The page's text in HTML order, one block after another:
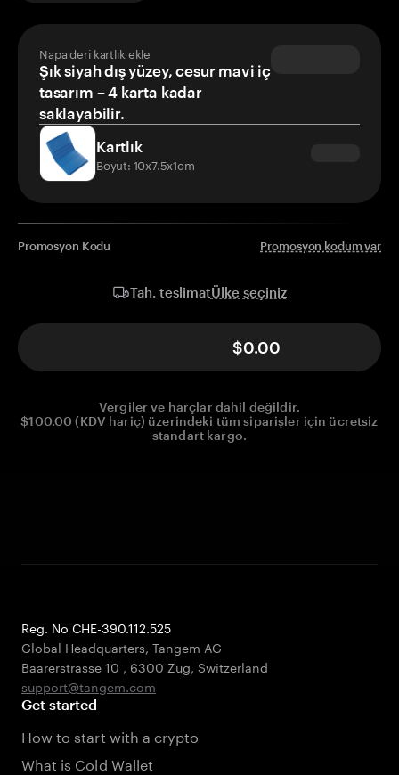
Napa deri kartlık ekle
Şık siyah dış yüzey, cesur mavi iç
tasarım – 4 karta kadar
saklayabilir.
Kartlık
Boyut: 10x7.5x1cm
Promosyon Kodu Promosyon kodum var
Tah. teslimatÜlke seçiniz
$0.00
Vergiler ve harçlar dahil değildir.
$100.00 (KDV hariç) üzerindeki tüm siparişler için ücretsiz
standart kargo.
Reg. No CHE-390.112.525
Global Headquarters, Tangem AG
Baarerstrasse 10 , 6300 Zug, Switzerland
support@tangem.com
Get started
How to start with a crypto
What is Cold Wallet